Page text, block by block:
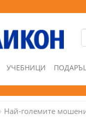
УЧЕБНИЦИ
Най-големите